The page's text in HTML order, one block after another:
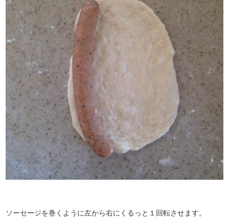
ソーセージを巻くように左から右にくるっと１回転させます。